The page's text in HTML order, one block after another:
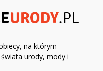
na którym
urody, mody i